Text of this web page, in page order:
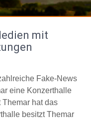
mit
Fake-News
eine Konzerthalle
hat das
besitzt Themar